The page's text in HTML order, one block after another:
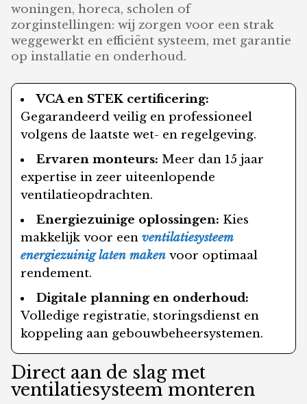
woningen, horeca, scholen of
zorginstellingen: wij zorgen voor een strak
weggewerkt en efficiënt systeem, met garantie
op installatie en onderhoud.
VCA en STEK certificering:
Gegarandeerd veilig en professioneel
volgens de laatste wet- en regelgeving.
Ervaren monteurs: Meer dan 15 jaar
expertise in zeer uiteenlopende
ventilatieopdrachten.
Energiezuinige oplossingen: Kies
makkelijk voor eenventilatiesysteem
energiezuinig laten maken voor optimaal
rendement.
Digitale planning en onderhoud:
Volledige registratie, storingsdienst en
koppeling aan gebouwbeheersystemen.
Direct aan de slag met
ventilatiesysteem monteren